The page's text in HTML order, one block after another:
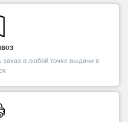
в любой точке выдачи в